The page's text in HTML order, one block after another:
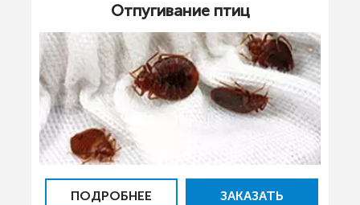
Отпугивание птиц
ПОДРОБНЕЕ ЗАКАЗАТЬ